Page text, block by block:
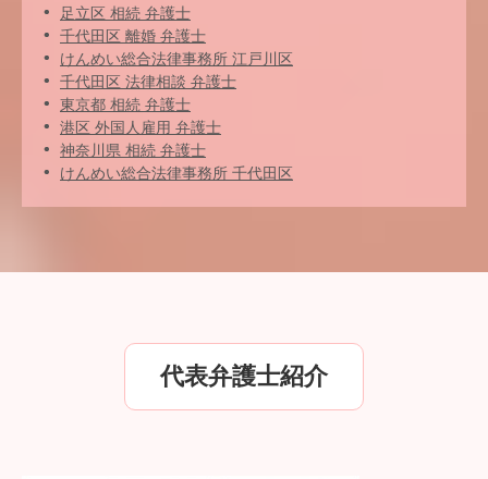
足立区 相続 弁護士
千代田区 離婚 弁護士
けんめい総合法律事務所 江戸川区
千代田区 法律相談 弁護士
東京都 相続 弁護士
港区 外国人雇用 弁護士
神奈川県 相続 弁護士
けんめい総合法律事務所 千代田区
代表弁護士紹介